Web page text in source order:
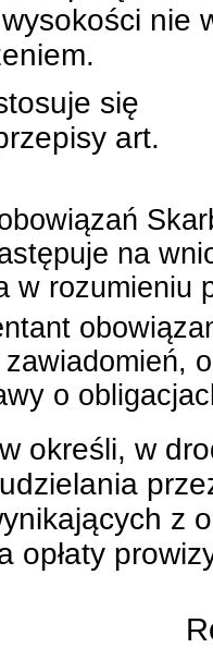
nie
się
art.
na
w rozumieniu
o
określi, w
z
opłaty